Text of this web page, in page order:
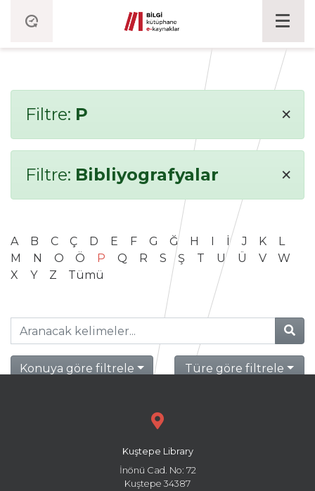
Filtre: P ×
Filtre: Bibliyografyalar ×
A B C Ç D E F G Ğ H I İ J K
L
M
N O Ö P Q R S Ş T U Ü V
W
X
Y Z Tümü
Konuya göre filtrele Türe göre filtrele
Kuştepe Library
İnönü Cad. No: 72
Kuştepe 34387